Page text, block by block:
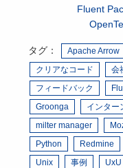
Fluent
タグ： Apache Arrow
クリアなコード
会
フィードバック
Groonga
インター
milter manager
Python
Redmine
Unix
事例 UxU